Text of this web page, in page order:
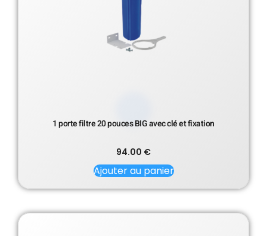
1 porte filtre 20 pouces BIG avec clé et fixation
94.00 €
Ajouter au panier